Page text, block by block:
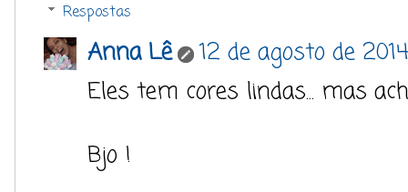
Respostas
Anna Lê
12 de agosto de
Eles tem cores lindas... mas
Bjo !